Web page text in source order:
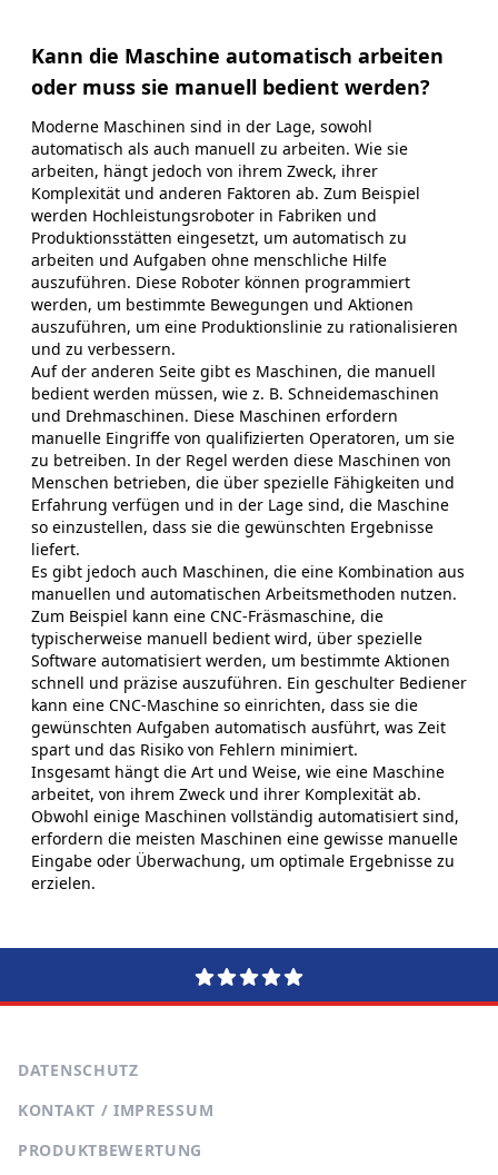
Kann die Maschine automatisch arbeiten
oder muss sie manuell bedient werden?
Moderne Maschinen sind in der Lage, sowohl
automatisch als auch manuell zu arbeiten. Wie sie
arbeiten, hängt jedoch von ihrem Zweck, ihrer
Komplexität und anderen Faktoren ab. Zum Beispiel
werden Hochleistungsroboter in Fabriken und
Produktionsstätten eingesetzt, um automatisch zu
arbeiten und Aufgaben ohne menschliche Hilfe
auszuführen. Diese Roboter können programmiert
werden, um bestimmte Bewegungen und Aktionen
auszuführen, um eine Produktionslinie zu rationalisieren
und zu verbessern.
Auf der anderen Seite gibt es Maschinen, die manuell
bedient werden müssen, wie z. B. Schneidemaschinen
und Drehmaschinen. Diese Maschinen erfordern
manuelle Eingriffe von qualifizierten Operatoren, um sie
zu betreiben. In der Regel werden diese Maschinen von
Menschen betrieben, die über spezielle Fähigkeiten und
Erfahrung verfügen und in der Lage sind, die Maschine
so einzustellen, dass sie die gewünschten Ergebnisse
liefert.
Es gibt jedoch auch Maschinen, die eine Kombination aus
manuellen und automatischen Arbeitsmethoden nutzen.
Zum Beispiel kann eine CNC-Fräsmaschine, die
typischerweise manuell bedient wird, über spezielle
Software automatisiert werden, um bestimmte Aktionen
schnell und präzise auszuführen. Ein geschulter Bediener
kann eine CNC-Maschine so einrichten, dass sie die
gewünschten Aufgaben automatisch ausführt, was Zeit
spart und das Risiko von Fehlern minimiert.
Insgesamt hängt die Art und Weise, wie eine Maschine
arbeitet, von ihrem Zweck und ihrer Komplexität ab.
Obwohl einige Maschinen vollständig automatisiert sind,
erfordern die meisten Maschinen eine gewisse manuelle
Eingabe oder Überwachung, um optimale Ergebnisse zu
erzielen.
DATENSCHUTZ
KONTAKT / IMPRESSUM
PRODUKTBEWERTUNG